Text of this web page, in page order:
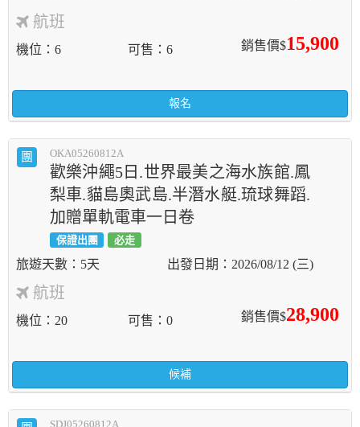
航班
銷售價$15,900
機位 6 可售 6
報名
團 OKA05260812A
歡樂沖繩5日.世界最美之海水族館.鳳
梨車.貓島奧武島.半潛水艇.琉球舞蹈.
加贈單軌電車一日卷
保證出團 必走
5天 2026/08/12 (三)
航班
銷售價$28,900
機位 20 可售 0
候補
SDJ05260812A